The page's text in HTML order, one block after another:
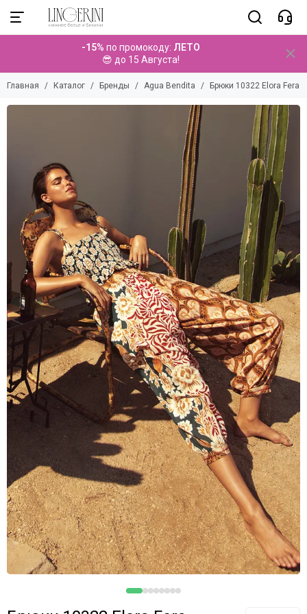
Бренды
Смотреть все бренды
Agua Bendita
Aquarilla
Alles
Avanua
Bas Bleu
Beauty Night
Bella Misteria
Brikoly
Casmir
ChiliRose
CoCoon
Coquette Revue
Cofeshion Marc Massimo
Cosita Linda
Cornette
De Lafense
Devil and Angel
Donna
Dreskod
Ewlon
Etna
Evelena
Fiore
Gabriella
Gaia
Gorgeous+
-15% по промокоду: ЛЕТО
😎 до 15 Августа!
Главная Каталог Бренды Agua Bendita Брюки 10322 Elora Fera